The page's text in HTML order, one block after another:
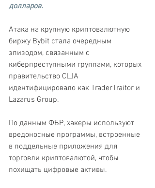
долларов.
Атака на крупную криптовалютную
биржу Bybit стала очередным
эпизодом, связанным с
киберпреступными группами, которых
правительство США
идентифицировало как TraderTraitor и
Lazarus Group.
По данным ФБР, хакеры используют
вредоносные программы, встроенные
в поддельные приложения для
торговли криптовалютой, чтобы
похищать цифровые активы.